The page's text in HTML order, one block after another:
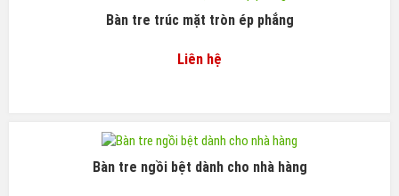
Bàn tre trúc mặt tròn ép phẳng
Liên hệ
Bàn tre ngồi bệt dành cho nhà hàng